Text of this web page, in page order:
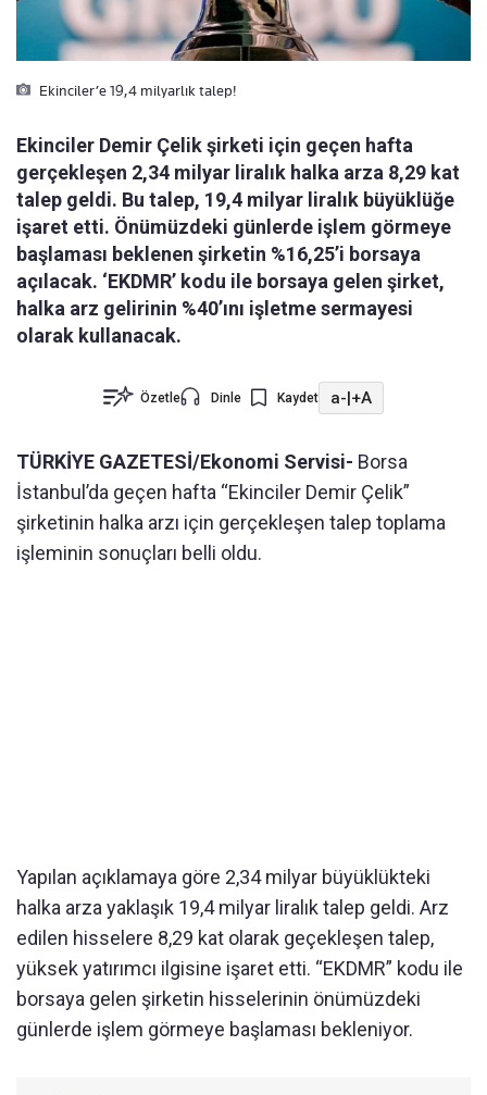
Ekinciler’e 19,4 milyarlık talep!
Ekinciler Demir Çelik şirketi için geçen hafta
gerçekleşen 2,34 milyar liralık halka arza 8,29 kat
talep geldi. Bu talep, 19,4 milyar liralık büyüklüğe
işaret etti. Önümüzdeki günlerde işlem görmeye
başlaması beklenen şirketin %16,25’i borsaya
açılacak. ‘EKDMR’ kodu ile borsaya gelen şirket,
halka arz gelirinin %40’ını işletme sermayesi
olarak kullanacak.
Özetle Dinle Kaydet a-|+A
TÜRKİYE GAZETESİ/Ekonomi Servisi- Borsa
İstanbul’da geçen hafta “Ekinciler Demir Çelik”
şirketinin halka arzı için gerçekleşen talep toplama
işleminin sonuçları belli oldu.
Yapılan açıklamaya göre 2,34 milyar büyüklükteki
halka arza yaklaşık 19,4 milyar liralık talep geldi. Arz
edilen hisselere 8,29 kat olarak geçekleşen talep,
yüksek yatırımcı ilgisine işaret etti. “EKDMR” kodu ile
borsaya gelen şirketin hisselerinin önümüzdeki
günlerde işlem görmeye başlaması bekleniyor.